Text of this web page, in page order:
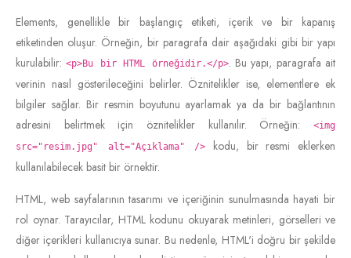
Elements, genellikle bir başlangıç etiketi, içerik ve bir kapanış
etiketinden oluşur. Örneğin, bir paragrafa dair aşağıdaki gibi bir yapı
kurulabilir:<p>Bu bir HTML örneğidir.</p>. Bu yapı, paragrafa ait
verinin nasıl gösterileceğini belirler. Öznitelikler ise, elementlere ek
bilgiler sağlar. Bir resmin boyutunu ayarlamak ya da bir bağlantının
adresini belirtmek için öznitelikler kullanılır. Örneğin:
<img
src="resim.jpg" alt="Açıklama" />
kodu, bir resmi eklerken
kullanılabilecek basit bir örnektir.
HTML, web sayfalarının tasarımı ve içeriğinin sunulmasında hayati bir
rol oynar. Tarayıcılar, HTML kodunu okuyarak metinleri, görselleri ve
diğer içerikleri kullanıcıya sunar. Bu nedenle, HTML'i doğru bir şekilde